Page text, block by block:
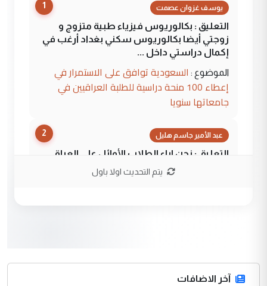
1 يوسف غزوان عصمت
التعليق : بكالوريوس فيزياء طبية متزوج و
زوجتي أيضا بكالوريوس سكني بغداد أرغب في
إكمال دراستي داخل ...
الموضوع : السعودية توافق على الاستمرار في
إعطاء 100 منحة دراسية للطلبة العراقيين في
جامعاتها سنويا
2 عبد الأمير جاسم هليل
التعليق : نحن اباء الطلاب الأوائل على العراق
نتشرف بلقاء السيد احمد الصافي في العتبات
التعليق : قرار مستعجل جدا ولامصلحة فيه
للوزاره ولا للمواطن القرار الصائب يكون بعد
يتم التحديث اولا باول
آخر الاضافات